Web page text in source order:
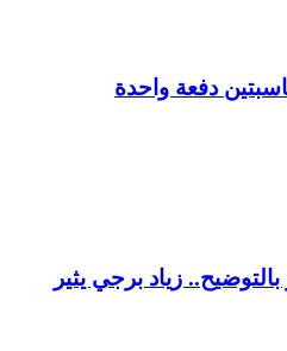
دفعة واحدة
زياد برجي يثير